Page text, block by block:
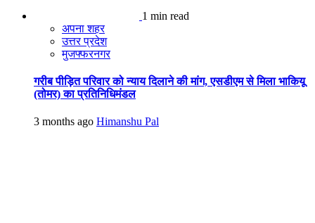
1 min read
अपना शहर
उत्तर प्रदेश
मुजफ्फरनगर
गरीब पीड़ित परिवार को न्याय दिलाने की मांग, एसडीएम से मिला भाकियू
(तोमर) का प्रतिनिधिमंडल
3 months ago Himanshu Pal